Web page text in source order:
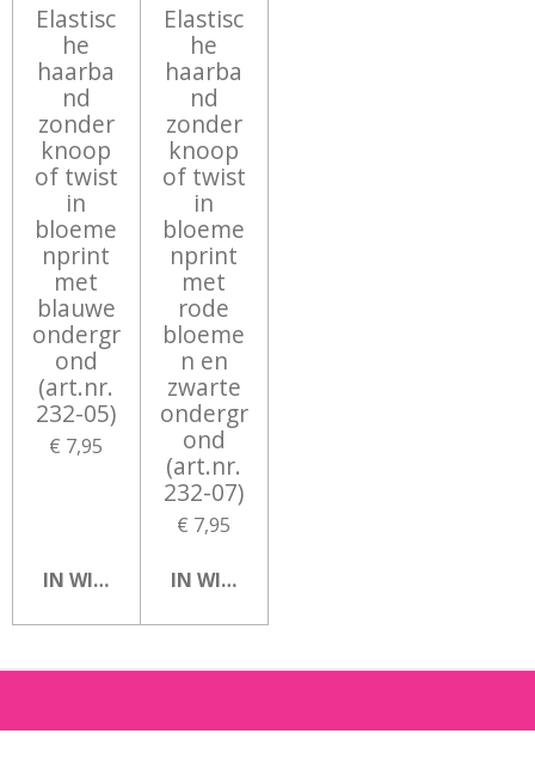
Elastisc
he
haarba
nd
zonder
knoop
of twist
in
bloeme
nprint
met
blauwe
ondergr
ond
(art.nr.
232-05)
€ 7,95
IN WINKELWAGEN
Elastisc
he
haarba
nd
zonder
knoop
of twist
in
bloeme
nprint
met
rode
bloeme
n en
zwarte
ondergr
ond
(art.nr.
232-07)
€ 7,95
IN WINKELWAGEN